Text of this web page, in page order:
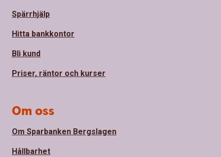
Spärrhjälp
Hitta bankkontor
Bli kund
Priser, räntor och kurser
Om oss
Om Sparbanken Bergslagen
Hållbarhet